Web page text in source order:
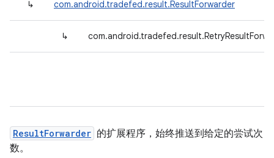
↳ com.android.tradefed.result.ResultForwarder
↳
ResultForwarder 的扩展程序，始终推送到给定的尝试次
数。